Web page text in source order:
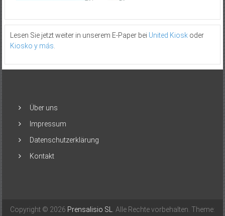
Lesen Sie jetzt weiter in unserem E-Paper bei United Kioskoder
Kiosko y más.
Über uns
Impressum
Datenschutzerklärung
Kontakt
Copyright © 2026 Prensalisio SL. Alle Rechte vorbehalten. Theme: